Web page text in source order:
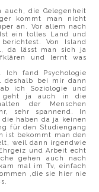
auch, die Gelegenheit
kommt man nicht
an. Vor allem nach
ein tolles Land und
Von Island
da lässt man sich ja
und lernt was
fand Psychologie
deshalb bei mir dann
ich Soziologie und
geht ja auch in die
der Menschen
sehr spannend. In
haben da ja keinen
für den Studiengang
ist bekommt man den
weil dann irgendwie
und Arbeit echt
gehen auch nach
mal im Tv, einfach
,die sie hier nie